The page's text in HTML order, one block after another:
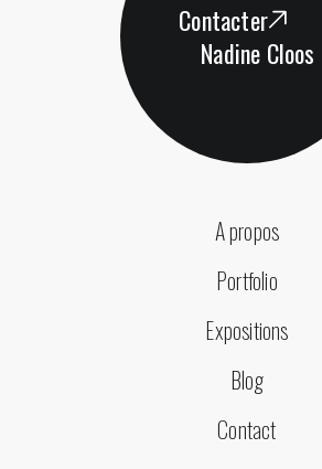
Contacter
Nadine Cloos
A propos
Portfolio
Expositions
Blog
Contact